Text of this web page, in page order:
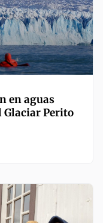
en aguas
Glaciar Perito